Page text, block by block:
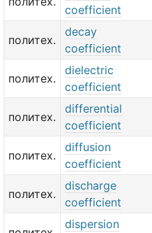
coefficient
политех.
decay
coefficient
политех.
dielectric
coefficient
политех.
differential
coefficient
политех.
diffusion
coefficient
политех.
discharge
coefficient
dispersion